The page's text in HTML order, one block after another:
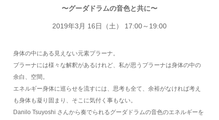
〜グーダドラムの音色と共に〜
2019年3月 16日（土） 17:00～19:00
身体の中にある見えない元素プラーナ。
プラーナには様々な解釈があるけれど、私が思うプラーナは身体の中の
余白、空間。
エネルギー身体に巡らせを流すには、思考も全て、余裕がなければ考え
も身体も凝り固まり、そこに気付く事もない。
Danilo Tsuyoshi さんから奏でられるグーダドラムの音色のエネルギーを